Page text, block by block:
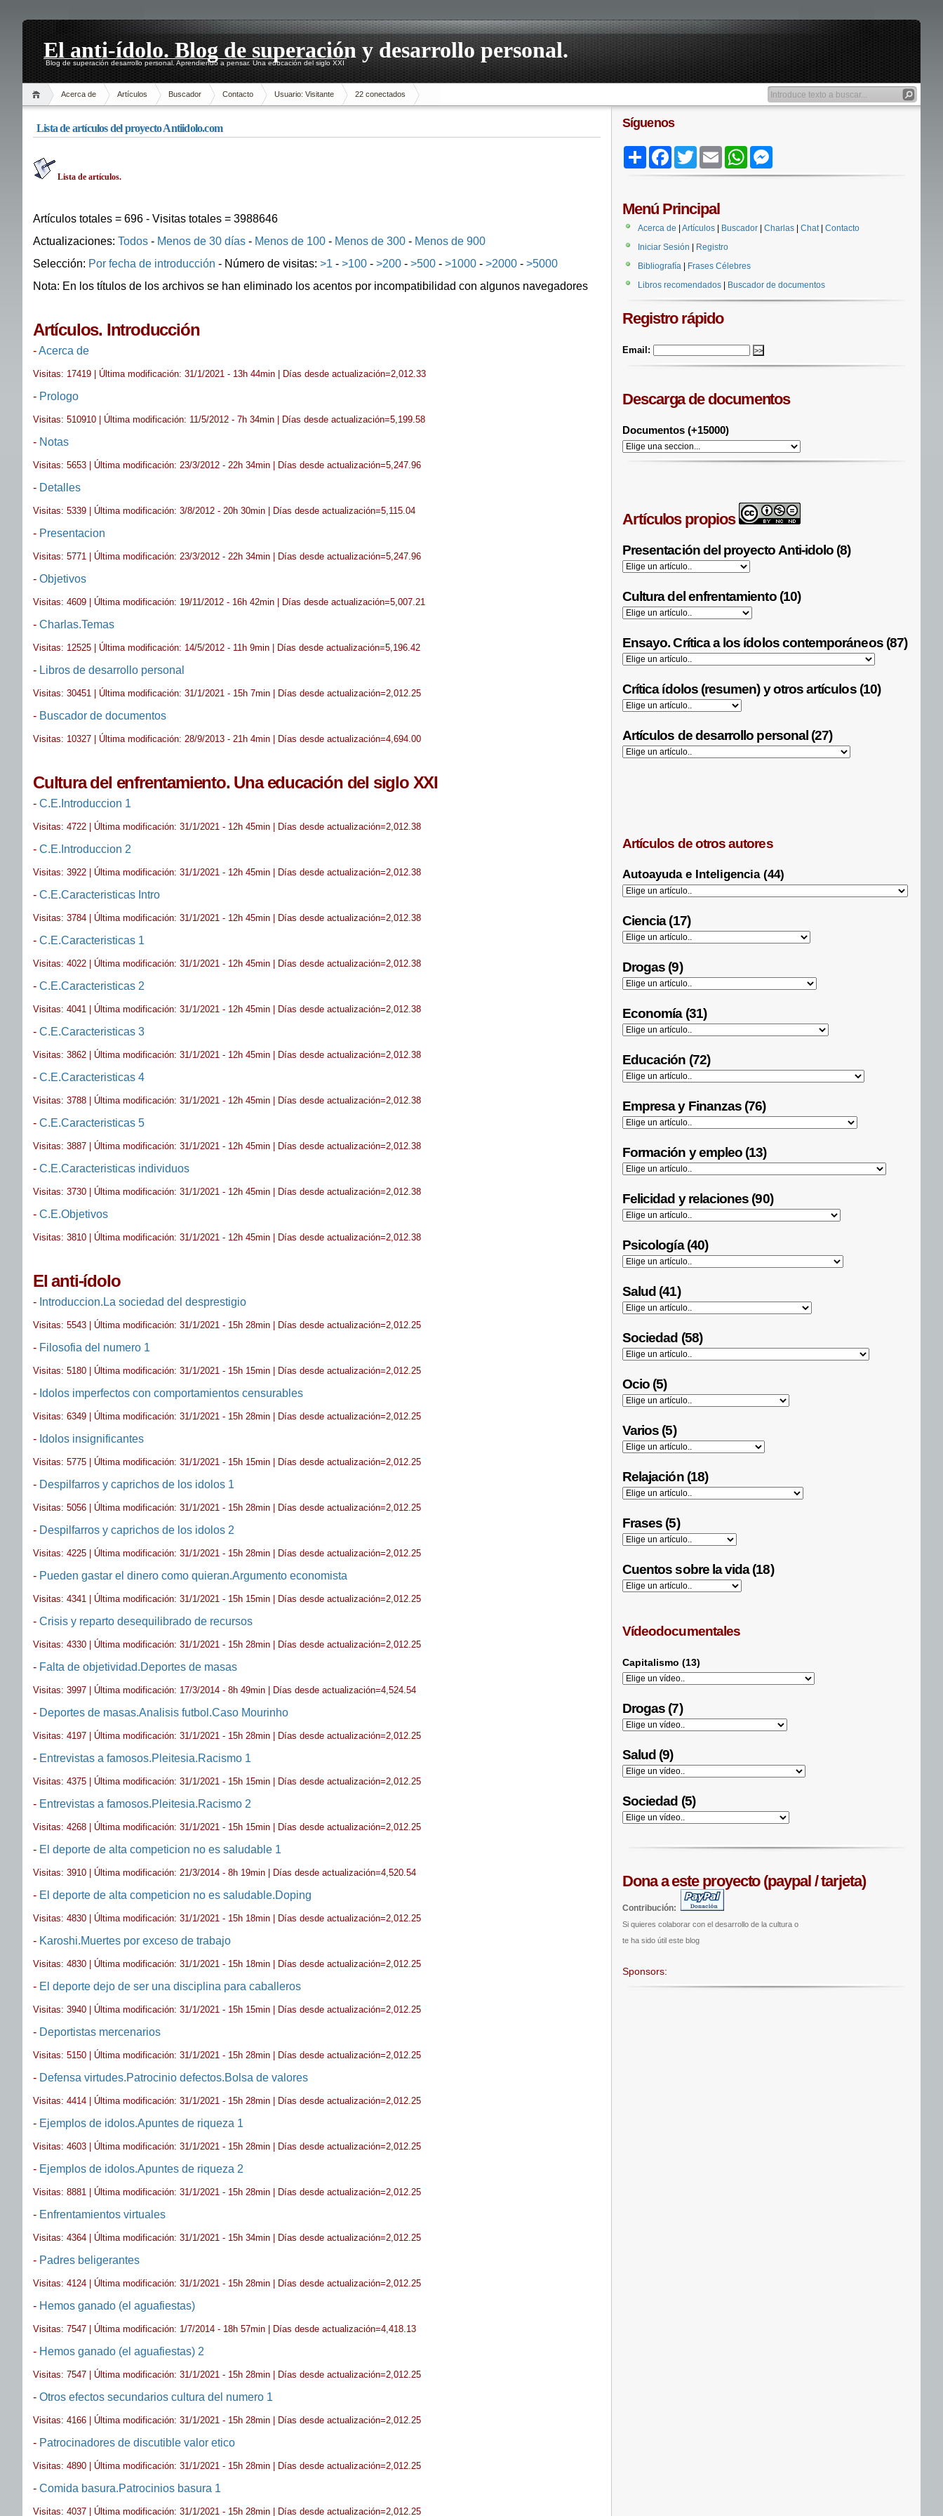
El anti-ídolo. Blog de superación y desarrollo personal.
Blog de superación desarrollo personal. Aprendiendo a pensar. Una educación del siglo XXI
Acerca de Artículos Buscador Contacto Usuario: Visitante 22 conectados
Lista de artículos del proyecto Antiidolo.com
Lista de artículos.
Artículos totales = 696 - Visitas totales = 3988646
Actualizaciones: Todos - Menos de 30 días - Menos de 100 - Menos de 300 - Menos de 900
Selección: Por fecha de introducción - Número de visitas: >1 - >100 - >200 - >500 - >1000 - >2000 - >5000
Nota: En los títulos de los archivos se han eliminado los acentos por incompatibilidad con algunos navegadores
Artículos. Introducción
-Acerca de
Visitas: 17419 | Última modificación: 31/1/2021 - 13h 44min | Días desde actualización=2,012.33
- Prologo
Visitas: 510910 | Última modificación: 11/5/2012 - 7h 34min | Días desde actualización=5,199.58
- Notas
Visitas: 5653 | Última modificación: 23/3/2012 - 22h 34min | Días desde actualización=5,247.96
- Detalles
Visitas: 5339 | Última modificación: 3/8/2012 - 20h 30min | Días desde actualización=5,115.04
- Presentacion
Visitas: 5771 | Última modificación: 23/3/2012 - 22h 34min | Días desde actualización=5,247.96
- Objetivos
Visitas: 4609 | Última modificación: 19/11/2012 - 16h 42min | Días desde actualización=5,007.21
- Charlas.Temas
Visitas: 12525 | Última modificación: 14/5/2012 - 11h 9min | Días desde actualización=5,196.42
- Libros de desarrollo personal
Visitas: 30451 | Última modificación: 31/1/2021 - 15h 7min | Días desde actualización=2,012.25
- Buscador de documentos
Visitas: 10327 | Última modificación: 28/9/2013 - 21h 4min | Días desde actualización=4,694.00
Cultura del enfrentamiento. Una educación del siglo XXI
- C.E.Introduccion 1
Visitas: 4722 | Última modificación: 31/1/2021 - 12h 45min | Días desde actualización=2,012.38
- C.E.Introduccion 2
Visitas: 3922 | Última modificación: 31/1/2021 - 12h 45min | Días desde actualización=2,012.38
- C.E.Caracteristicas Intro
Visitas: 3784 | Última modificación: 31/1/2021 - 12h 45min | Días desde actualización=2,012.38
- C.E.Caracteristicas 1
Visitas: 4022 | Última modificación: 31/1/2021 - 12h 45min | Días desde actualización=2,012.38
- C.E.Caracteristicas 2
Visitas: 4041 | Última modificación: 31/1/2021 - 12h 45min | Días desde actualización=2,012.38
- C.E.Caracteristicas 3
Visitas: 3862 | Última modificación: 31/1/2021 - 12h 45min | Días desde actualización=2,012.38
- C.E.Caracteristicas 4
Visitas: 3788 | Última modificación: 31/1/2021 - 12h 45min | Días desde actualización=2,012.38
- C.E.Caracteristicas 5
Visitas: 3887 | Última modificación: 31/1/2021 - 12h 45min | Días desde actualización=2,012.38
- C.E.Caracteristicas individuos
Visitas: 3730 | Última modificación: 31/1/2021 - 12h 45min | Días desde actualización=2,012.38
- C.E.Objetivos
Visitas: 3810 | Última modificación: 31/1/2021 - 12h 45min | Días desde actualización=2,012.38
El anti-ídolo
- Introduccion.La sociedad del desprestigio
Visitas: 5543 | Última modificación: 31/1/2021 - 15h 28min | Días desde actualización=2,012.25
- Filosofia del numero 1
Visitas: 5180 | Última modificación: 31/1/2021 - 15h 15min | Días desde actualización=2,012.25
- Idolos imperfectos con comportamientos censurables
Visitas: 6349 | Última modificación: 31/1/2021 - 15h 28min | Días desde actualización=2,012.25
- Idolos insignificantes
Visitas: 5775 | Última modificación: 31/1/2021 - 15h 15min | Días desde actualización=2,012.25
- Despilfarros y caprichos de los idolos 1
Visitas: 5056 | Última modificación: 31/1/2021 - 15h 28min | Días desde actualización=2,012.25
- Despilfarros y caprichos de los idolos 2
Visitas: 4225 | Última modificación: 31/1/2021 - 15h 28min | Días desde actualización=2,012.25
- Pueden gastar el dinero como quieran.Argumento economista
Visitas: 4341 | Última modificación: 31/1/2021 - 15h 15min | Días desde actualización=2,012.25
- Crisis y reparto desequilibrado de recursos
Visitas: 4330 | Última modificación: 31/1/2021 - 15h 28min | Días desde actualización=2,012.25
- Falta de objetividad.Deportes de masas
Visitas: 3997 | Última modificación: 17/3/2014 - 8h 49min | Días desde actualización=4,524.54
- Deportes de masas.Analisis futbol.Caso Mourinho
Visitas: 4197 | Última modificación: 31/1/2021 - 15h 28min | Días desde actualización=2,012.25
- Entrevistas a famosos.Pleitesia.Racismo 1
Visitas: 4375 | Última modificación: 31/1/2021 - 15h 15min | Días desde actualización=2,012.25
- Entrevistas a famosos.Pleitesia.Racismo 2
Visitas: 4268 | Última modificación: 31/1/2021 - 15h 15min | Días desde actualización=2,012.25
- El deporte de alta competicion no es saludable 1
Visitas: 3910 | Última modificación: 21/3/2014 - 8h 19min | Días desde actualización=4,520.54
- El deporte de alta competicion no es saludable.Doping
Visitas: 4830 | Última modificación: 31/1/2021 - 15h 18min | Días desde actualización=2,012.25
- Karoshi.Muertes por exceso de trabajo
Visitas: 4830 | Última modificación: 31/1/2021 - 15h 18min | Días desde actualización=2,012.25
- El deporte dejo de ser una disciplina para caballeros
Visitas: 3940 | Última modificación: 31/1/2021 - 15h 15min | Días desde actualización=2,012.25
- Deportistas mercenarios
Visitas: 5150 | Última modificación: 31/1/2021 - 15h 28min | Días desde actualización=2,012.25
- Defensa virtudes.Patrocinio defectos.Bolsa de valores
Visitas: 4414 | Última modificación: 31/1/2021 - 15h 28min | Días desde actualización=2,012.25
- Ejemplos de idolos.Apuntes de riqueza 1
Visitas: 4603 | Última modificación: 31/1/2021 - 15h 28min | Días desde actualización=2,012.25
- Ejemplos de idolos.Apuntes de riqueza 2
Visitas: 8881 | Última modificación: 31/1/2021 - 15h 28min | Días desde actualización=2,012.25
- Enfrentamientos virtuales
Visitas: 4364 | Última modificación: 31/1/2021 - 15h 34min | Días desde actualización=2,012.25
- Padres beligerantes
Visitas: 4124 | Última modificación: 31/1/2021 - 15h 28min | Días desde actualización=2,012.25
- Hemos ganado (el aguafiestas)
Visitas: 7547 | Última modificación: 1/7/2014 - 18h 57min | Días desde actualización=4,418.13
- Hemos ganado (el aguafiestas) 2
Visitas: 7547 | Última modificación: 31/1/2021 - 15h 28min | Días desde actualización=2,012.25
- Otros efectos secundarios cultura del numero 1
Visitas: 4166 | Última modificación: 31/1/2021 - 15h 28min | Días desde actualización=2,012.25
- Patrocinadores de discutible valor etico
Visitas: 4890 | Última modificación: 31/1/2021 - 15h 28min | Días desde actualización=2,012.25
- Comida basura.Patrocinios basura 1
Visitas: 4037 | Última modificación: 31/1/2021 - 15h 28min | Días desde actualización=2,012.25
Síguenos
Share FacebookTwitter Email WhatsApp
Menú Principal
Acerca de Artículos Buscador Charlas Chat| Contacto
Iniciar Sesión
Registro
Bibliografía
Frases Célebres
Libros recomendados
Buscador de documentos
Registro rápido
Email:
Descarga de documentos
Documentos (+15000)
Artículos propios
Presentación del proyecto Anti-idolo (8)
Cultura del enfrentamiento (10)
Ensayo. Crítica a los ídolos contemporáneos (87)
Crítica ídolos (resumen) y otros artículos (10)
Artículos de desarrollo personal (27)
Artículos de otros autores
Autoayuda e Inteligencia (44)
Ciencia (17)
Drogas (9)
Economía (31)
Educación (72)
Empresa y Finanzas (76)
Formación y empleo (13)
Felicidad y relaciones (90)
Psicología (40)
Salud (41)
Sociedad (58)
Ocio (5)
Varios (5)
Relajación (18)
Frases (5)
Cuentos sobre la vida (18)
Vídeodocumentales
Capitalismo (13)
Drogas (7)
Salud (9)
Sociedad (5)
Dona a este proyecto (paypal / tarjeta)
Contribución:
Si quieres colaborar con el desarrollo de la cultura o
te ha sido útil este blog
Sponsors: